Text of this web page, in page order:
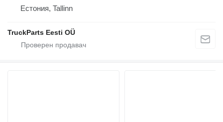
Естония, Tallinn
TruckParts Eesti OÜ